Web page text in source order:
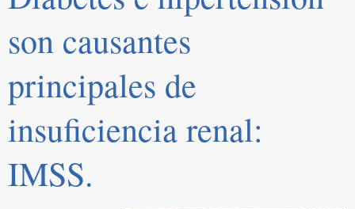
son causantes
principales de
insuficiencia renal:
IMSS.